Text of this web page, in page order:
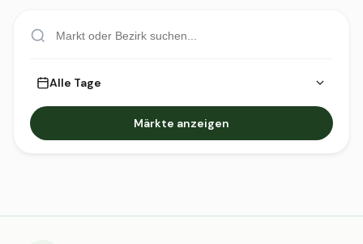
Alle Tage
Märkte anzeigen